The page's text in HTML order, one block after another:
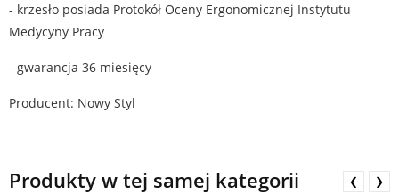
- krzesło posiada Protokół Oceny Ergonomicznej Instytutu
Medycyny Pracy
- gwarancja 36 miesięcy
Producent: Nowy Styl
Produkty w tej samej kategorii ❮ ❯